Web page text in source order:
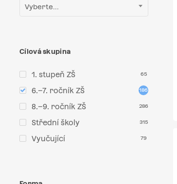
Vyberte...
Cílová skupina
1. stupeň ZŠ 65
6.–7. ročník ZŠ 186
8.–9. ročník ZŠ 286
Střední školy 315
Vyučující 79